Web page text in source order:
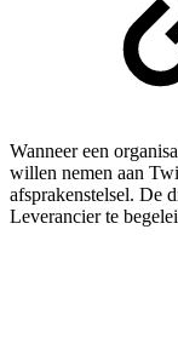
Wanneer een
willen nemen aan
afsprakenstelsel. De
Leverancier te